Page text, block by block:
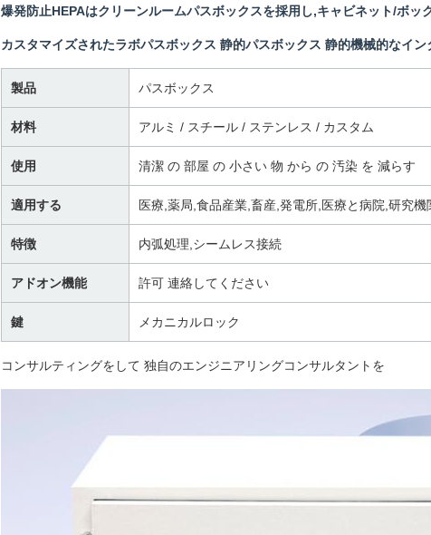
爆発防止HEPAはクリーンルームパスボックスを採用し,キャビネット/ボッ
カスタマイズされたラボパスボックス 静的パスボックス 静的機械的なイ
製品 パスボックス
材料 アルミ / スチール / ステンレス / カスタム
使用 清潔 の 部屋 の 小さい 物 から の 汚染 を 減らす
適用する 医療,薬局,食品産業,畜産,発電所,医療と病院,研究
特徴 内弧処理,シームレス接続
アドオン機能 許可 連絡してください
鍵 メカニカルロック
コンサルティングをして 独自のエンジニアリングコンサルタントを